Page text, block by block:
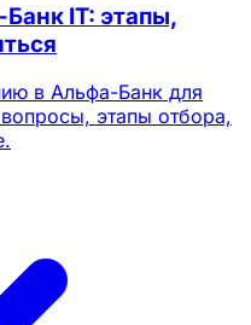
IT: этапы,
в Альфа-Банк для
этапы отбора,